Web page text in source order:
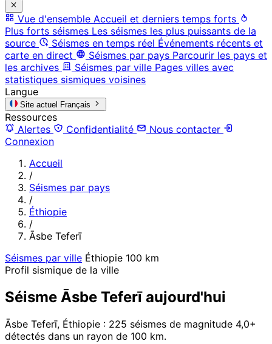
Vue d'ensemble Accueil et derniers temps forts
Plus forts séismes Les séismes les plus puissants de la
source
Séismes en temps réel Événements récents et
carte en direct
Séismes par pays Parcourir les pays et
les archives
Séismes par ville Pages villes avec
statistiques sismiques voisines
Langue
Site actuel Français
Ressources
Alertes
Confidentialité
Nous contacter
Connexion
Accueil
/
Séismes par pays
/
Éthiopie
/
Āsbe Teferī
Séismes par ville Éthiopie 100 km
Profil sismique de la ville
Séisme Āsbe Teferī aujourd'hui
Āsbe Teferī, Éthiopie : 225 séismes de magnitude 4,0+
détectés dans un rayon de 100 km.